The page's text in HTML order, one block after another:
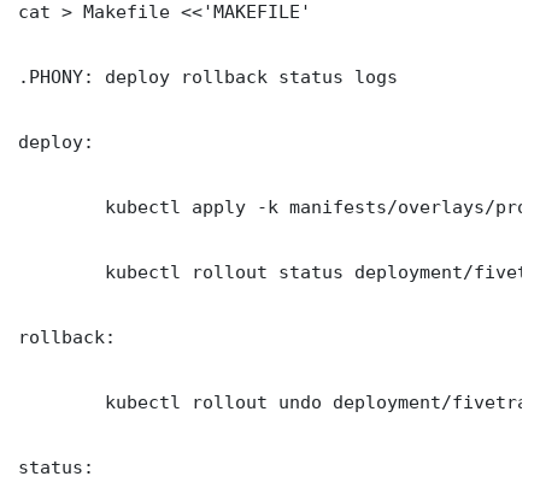
cat > Makefile <<'MAKEFILE'
.PHONY: deploy rollback status logs
deploy:
rollback:
status: